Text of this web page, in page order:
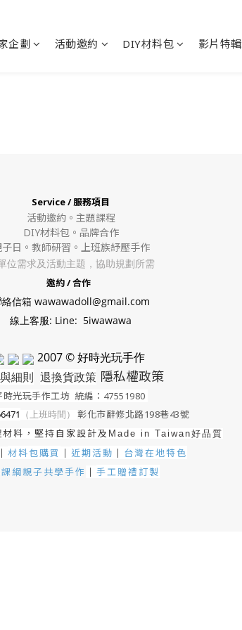
企劃 活動邀約 DIY材料包 影片特輯
Service / 服務項目
活動邀約。 主題課程
DIY材料包。 品牌合作
日。教師研習。上班族紓壓手作
位需求及活動主題，協助規劃所需
邀約 / 合作
絡信箱 wawawadoll@gmail.com
線上客服: Line: 5iwawawa
2007 © 好時光玩手作
細則 退換貨政策 隱私權政策
時光玩手作工坊 統編：47551980
（上班時間）彰化市辭修北路198巷43號
料，堅持自家設計及 Made in Taiwan好品質
｜ 材料包購買 ｜ 近期活動 ｜ 台灣在地特色
綱親子共學手作 ｜ 手工贈禮訂製